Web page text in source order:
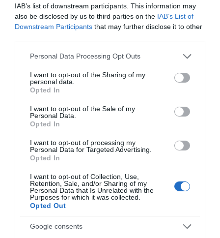
IAB’s list of downstream participants. This information may
also be disclosed by us to third parties on the IAB’s List of
Downstream Participants that may further disclose it to other
Please note that this website/app uses one or more Google
not limited to your visit or usage behaviour. You may click to
grant or deny consent to Google and its third-party tags to
use your data for below specified purposes in below Google
consent section.
Personal Data Processing Opt Outs
I want to opt-out of the Sharing of my
personal data.
Opted In
I want to opt-out of the Sale of my
Personal Data.
Opted In
I want to opt-out of processing my
Personal Data for Targeted Advertising.
Opted In
I want to opt-out of Collection, Use,
Retention, Sale, and/or Sharing of my
Personal Data that Is Unrelated with the
Purposes for which it was collected.
Opted Out
Google consents
Προτεινόμενα άρθρα
ΣΥΓΚΛΟΝΙΣΤΙΚΟΣ ΑΠΟΧΑΙΡΕΤΙΣΜΟΣ ΣΤΗ
ΡΑΦΗΝΑ ΣΤΟ «ΤΕΛΕΥΤΑΙΟ ΜΠΑΡΚΟ» ΤΟΥ
Απαράδεκτη εμπειρία στη Ραφήνα. Φωτογραφίες από